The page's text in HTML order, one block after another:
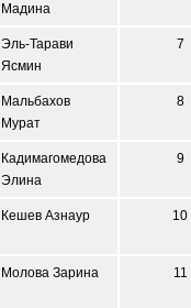
Мадина
Эль-Тарави
Ясмин
7
Мальбахов
Мурат
8
Кадимагомедова
Элина
9
Кешев Азнаур 10
Молова Зарина 11